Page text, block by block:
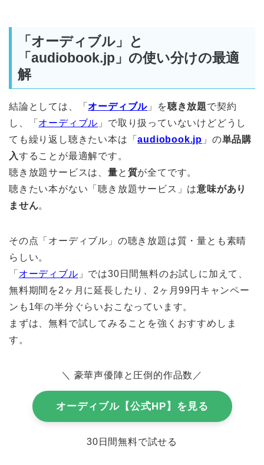
「オーディブル」と
「audiobook.jp」の使い分けの最適
解
結論としては、「オーディブル 」を聴き放題で契約
し、「 オーディブル 」で取り扱っていないけどどうし
ても繰り返し聴きたい本は「audiobook.jp 」の単品購
入することが最適解です。
聴き放題サービスは、 量と 質が全てです。
聴きたい本がない「聴き放題サービス」は意味があり
ません。
その点「オーディブル」の聴き放題は質・量とも素晴
らしい。
「 オーディブル 」では30日間無料のお試しに加えて、
無料期間を2ヶ月に延長したり、2ヶ月99円キャンペー
ンも1年の半分ぐらいおこなっています。
まずは、無料で試してみることを強くおすすめしま
す。
＼ 豪華声優陣と圧倒的作品数 ／
オーディブル【公式HP】を見る
30日間無料で試せる